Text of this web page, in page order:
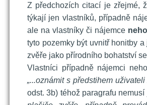
Z předchozích citací je zřejmé,
týkají jen vlastníků, případně
ale na vlastníky či nájemce
tyto pozemky být uvnitř honitby
zvěře jako přírodního bohatství
Vlastníci případně nájemci
„...oznámit s předstihem
odst. 3b) téhož paragrafu nemusí